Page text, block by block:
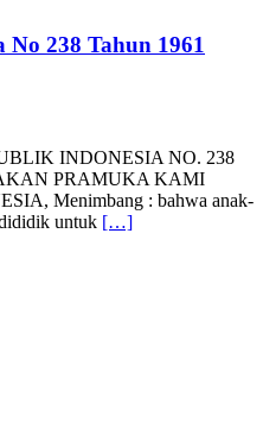
238 Tahun 1961
INDONESIA NO. 238
PRAMUKA KAMI
Menimbang : bahwa anak-
untuk […]